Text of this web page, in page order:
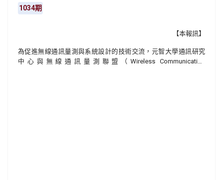
1034期
【本報訊】
為促進無線通訊量測與系統設計的技術交流，元智大學通訊研究
中心與無線通訊量測聯盟（Wireless Communication